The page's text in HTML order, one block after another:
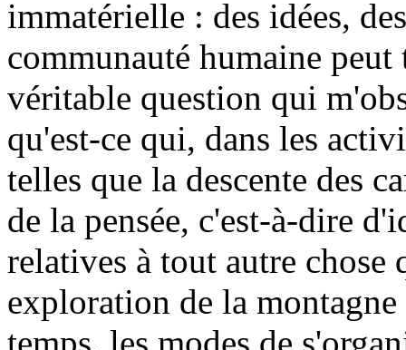
immatérielle : des idées,
communauté humaine
véritable question qui
qu'est-ce qui, dans les
telles que la descente des
de la pensée, c'est-à-dire
relatives à tout autre chose
exploration de la
temps, les modes de